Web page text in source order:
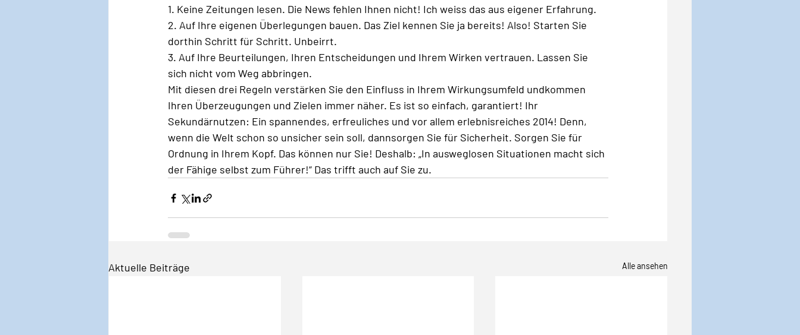
1. Keine Zeitungen lesen. Die News fehlen Ihnen nicht! Ich weiss das aus eigener Erfahrung.
2. Auf Ihre eigenen Überlegungen bauen. Das Ziel kennen Sie ja bereits! Also! Starten Sie
dorthin Schritt für Schritt. Unbeirrt.
3. Auf Ihre Beurteilungen, Ihren Entscheidungen und Ihrem Wirken vertrauen. Lassen Sie
sich nicht vom Weg abbringen.
Mit diesen drei Regeln verstärken Sie den Einfluss in Ihrem Wirkungsumfeld undkommen
Ihren Überzeugungen und Zielen immer näher. Es ist so einfach, garantiert! Ihr
Sekundärnutzen: Ein spannendes, erfreuliches und vor allem erlebnisreiches 2014! Denn,
wenn die Welt schon so unsicher sein soll, dannsorgen Sie für Sicherheit. Sorgen Sie für
Ordnung in Ihrem Kopf. Das können nur Sie! Deshalb: „In ausweglosen Situationen macht sich
der Fähige selbst zum Führer!“ Das trifft auch auf Sie zu.
Aktuelle Beiträge Alle ansehen